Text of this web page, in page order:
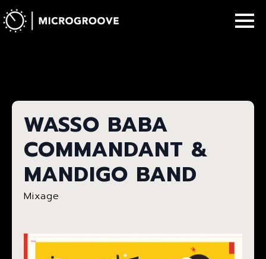
WASSO BABA
COMMANDANT &
MANDIGO BAND
Mixage